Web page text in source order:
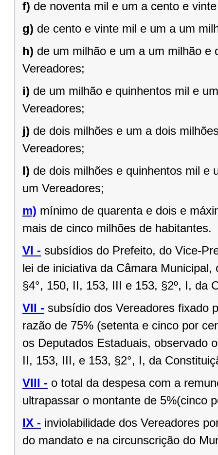
f) de noventa mil e um a cento e
g) de cento e vinte mil e um a um
h) de um milhão e um a um milhão e
Vereadores;
i) de um milhão e quinhentos mil e
Vereadores;
j) de dois milhões e um a dois
Vereadores;
l) de dois milhões e quinhentos mil e
um Vereadores;
m) mínimo de quarenta e dois e
mais de cinco milhões de habitantes.
VI - subsídios do Prefeito, do Vice-
lei de iniciativa da Câmara
§4°, 150, II, 153, III e 153, §2º, I, da
VII - subsídio dos Vereadores fixado
razão de 75% (setenta e cinco por
os Deputados Estaduais, observado
II, 153, III, e 153, §2°, I, da
VIII - o total da despesa com a
ultrapassar o montante de 5%(cinco
IX - inviolabilidade dos Vereadores
do mandato e na circunscrição do